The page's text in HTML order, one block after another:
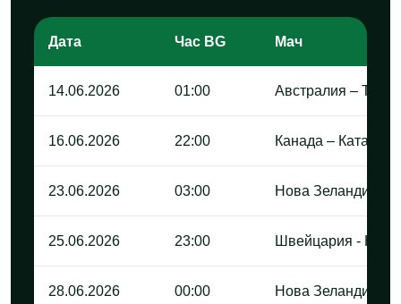
Дата Час BG Мач
14.06.2026 01:00 Австралия –
16.06.2026 22:00 Канада – Катар
23.06.2026 03:00 Нова Зеландия -
25.06.2026 23:00 Швейцария -
28.06.2026 00:00 Нова Зеландия -